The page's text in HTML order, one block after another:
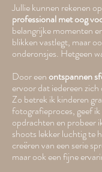
Jullie kunnen rekenen
professional met oog
belangrijke momenten
blikken vastlegt, maar
onderonsjes. Hetgeen
Door eenontspannen
ervoor dat iedereen
Zo betrek ik kinderen
fotografieproces, geef ik
opdrachten en probeer
shoots lekker luchtig te
creëren van een serie
maar ook een fijne